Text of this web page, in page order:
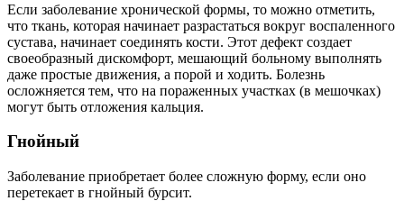
Если заболевание хронической формы, то можно отметить,
что ткань, которая начинает разрастаться вокруг воспаленного
сустава, начинает соединять кости. Этот дефект создает
своеобразный дискомфорт, мешающий больному выполнять
даже простые движения, а порой и ходить. Болезнь
осложняется тем, что на пораженных участках (в мешочках)
могут быть отложения кальция.
Гнойный
Заболевание приобретает более сложную форму, если оно
перетекает в гнойный бурсит.